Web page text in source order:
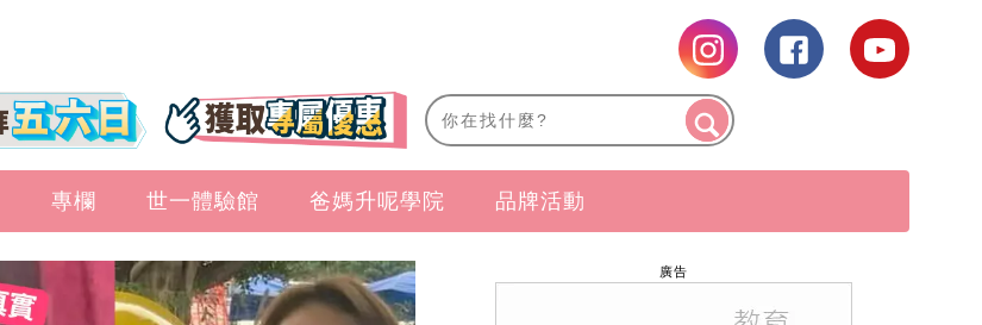
專欄 世一體驗館 爸媽升呢學院 品牌活動
廣告